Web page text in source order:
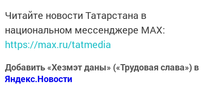
Читайте новости Татарстана в
национальном мессенджере MАХ:
https://max.ru/tatmedia
Добавить «Хезмэт даны» («Трудовая слава») в
Яндекс.Новости